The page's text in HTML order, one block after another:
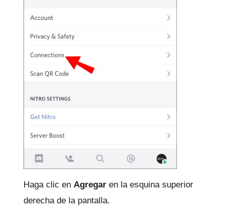
Haga clic en Agregar en la esquina superior
derecha de la pantalla.